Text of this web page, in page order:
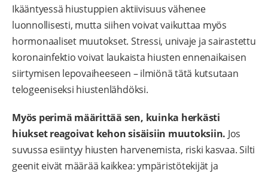
Ikääntyessä hiustuppien aktiivisuus vähenee
luonnollisesti, mutta siihen voivat vaikuttaa myös
hormonaaliset muutokset. Stressi, univaje ja sairastettu
koronainfektio voivat laukaista hiusten ennenaikaisen
siirtymisen lepovaiheeseen – ilmiönä tätä kutsutaan
telogeeniseksi hiustenlähdöksi.
Myös perimä määrittää sen, kuinka herkästi
hiukset reagoivat kehon sisäisiin muutoksiin. Jos
suvussa esiintyy hiusten harvenemista, riski kasvaa. Silti
geenit eivät määrää kaikkea: ympäristötekijät ja